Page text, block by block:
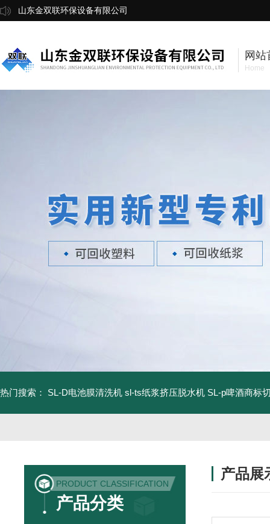
山东金双联环保设备有限公司
网站
Home
热门搜索： SL-D电池膜清洗机 sl-ts纸浆挤压脱水机 SL-p啤酒商标
PRODUCT CLASSIFICATION
产品分类
产品展